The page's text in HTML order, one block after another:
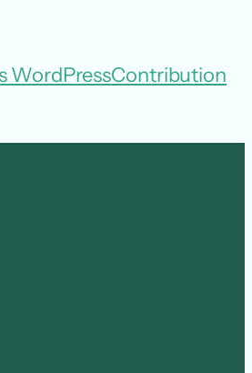
WordPressContribution